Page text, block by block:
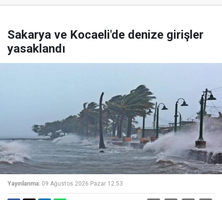
Sakarya ve Kocaeli'de denize girişler
yasaklandı
Yayınlanma: 09 Ağustos 2026 Pazar 12:53